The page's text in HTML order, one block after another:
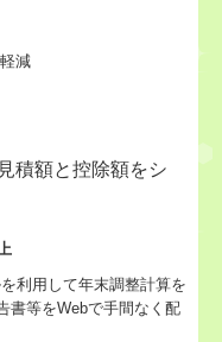
積額と控除額をシ
利用して年末調整計算を
書等をWebで手間なく配